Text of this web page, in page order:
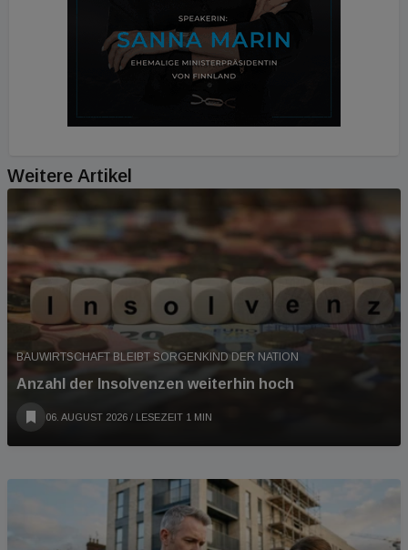
Weitere Artikel
BAUWIRTSCHAFT BLEIBT SORGENKIND DER NATION
Anzahl der Insolvenzen weiterhin hoch
06. AUGUST 2026 / LESEZEIT 1 MIN